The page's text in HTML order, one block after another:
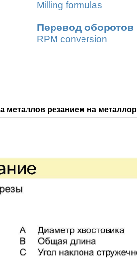
Milling formulas
Перевод оборотов
RPM conversion
металлов резанием на